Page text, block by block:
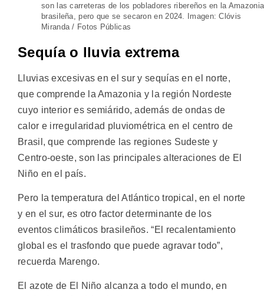
son las carreteras de los pobladores ribereños en la Amazonia
brasileña, pero que se secaron en 2024. Imagen: Clóvis
Miranda / Fotos Públicas
Sequía o lluvia extrema
Lluvias excesivas en el sur y sequías en el norte,
que comprende la Amazonia y la región Nordeste
cuyo interior es semiárido, además de ondas de
calor e irregularidad pluviométrica en el centro de
Brasil, que comprende las regiones Sudeste y
Centro-oeste, son las principales alteraciones de El
Niño en el país.
Pero la temperatura del Atlántico tropical, en el norte
y en el sur, es otro factor determinante de los
eventos climáticos brasileños. “El recalentamiento
global es el trasfondo que puede agravar todo”,
recuerda Marengo.
El azote de El Niño alcanza a todo el mundo, en